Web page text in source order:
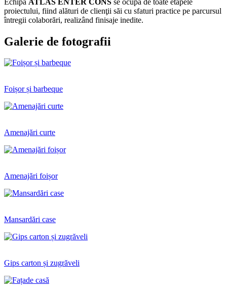
proiectului, fiind alături de clienţii săi cu sfaturi practice pe parcursul
întregii colaborări, realizând finisaje inedite.
Galerie de fotografii
Foișor și barbeque
Amenajări curte
Amenajări foișor
Mansardări case
Gips carton și zugrăveli